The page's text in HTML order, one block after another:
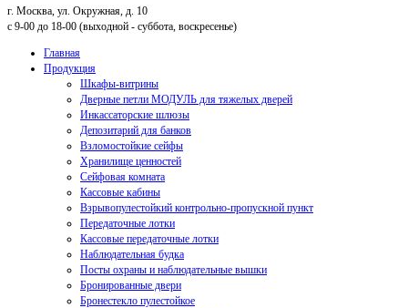
г. Москва, ул. Окружная, д. 10
с 9-00 до 18-00 (выходной - суббота, воскресенье)
Главная
Продукция
Шкафы-витрины
Дверные петли МОДУЛЬ для тяжелых дверей
Инкассаторские шлюзы
Депозитарий для банков
Взломостойкие сейфы
Хранилище ценностей
Сейфовая комната
Кассовые кабины
Взрывопулестойкий контрольно-пропускной пункт
Передаточные лотки
Кассовые передаточные лотки
Наблюдательная будка
Посты охраны и наблюдательные вышки
Бронированные двери
Бронестекло пулестойкое